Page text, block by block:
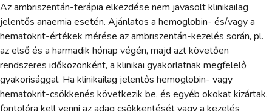
Az ambriszentán-terápia elkezdése nem javasolt klinikailag
jelentős anaemia esetén. Ajánlatos a hemoglobin- és/vagy a
hematokrit-értékek mérése az ambriszentán-kezelés során, pl.
az első és a harmadik hónap végén, majd azt követően
rendszeres időközönként, a klinikai gyakorlatnak megfelelő
gyakorisággal. Ha klinikailag jelentős hemoglobin- vagy
hematokrit-csökkenés következik be, és egyéb okokat kizártak,